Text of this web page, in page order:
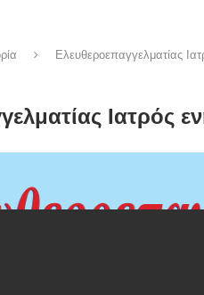
Ελευθεροεπαγγελματίας
Ιατρός